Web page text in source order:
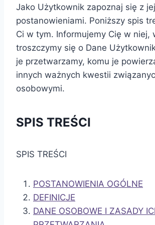
Jako Użytkownik zapoznaj się z jej
postanowieniami. Poniższy spis
Ci w tym. Informujemy Cię w niej,
troszczymy się o Dane
je przetwarzamy, komu je
innych ważnych kwestii
osobowymi.
SPIS TREŚCI
SPIS TREŚCI
POSTANOWIENIA OGÓLNE
DEFINICJE
DANE OSOBOWE I ZASADY